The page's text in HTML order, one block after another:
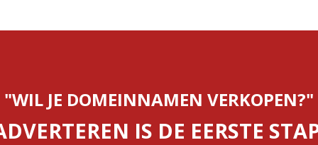
"WIL JE DOMEINNAMEN VERKOPEN?"
IS DE EERSTE